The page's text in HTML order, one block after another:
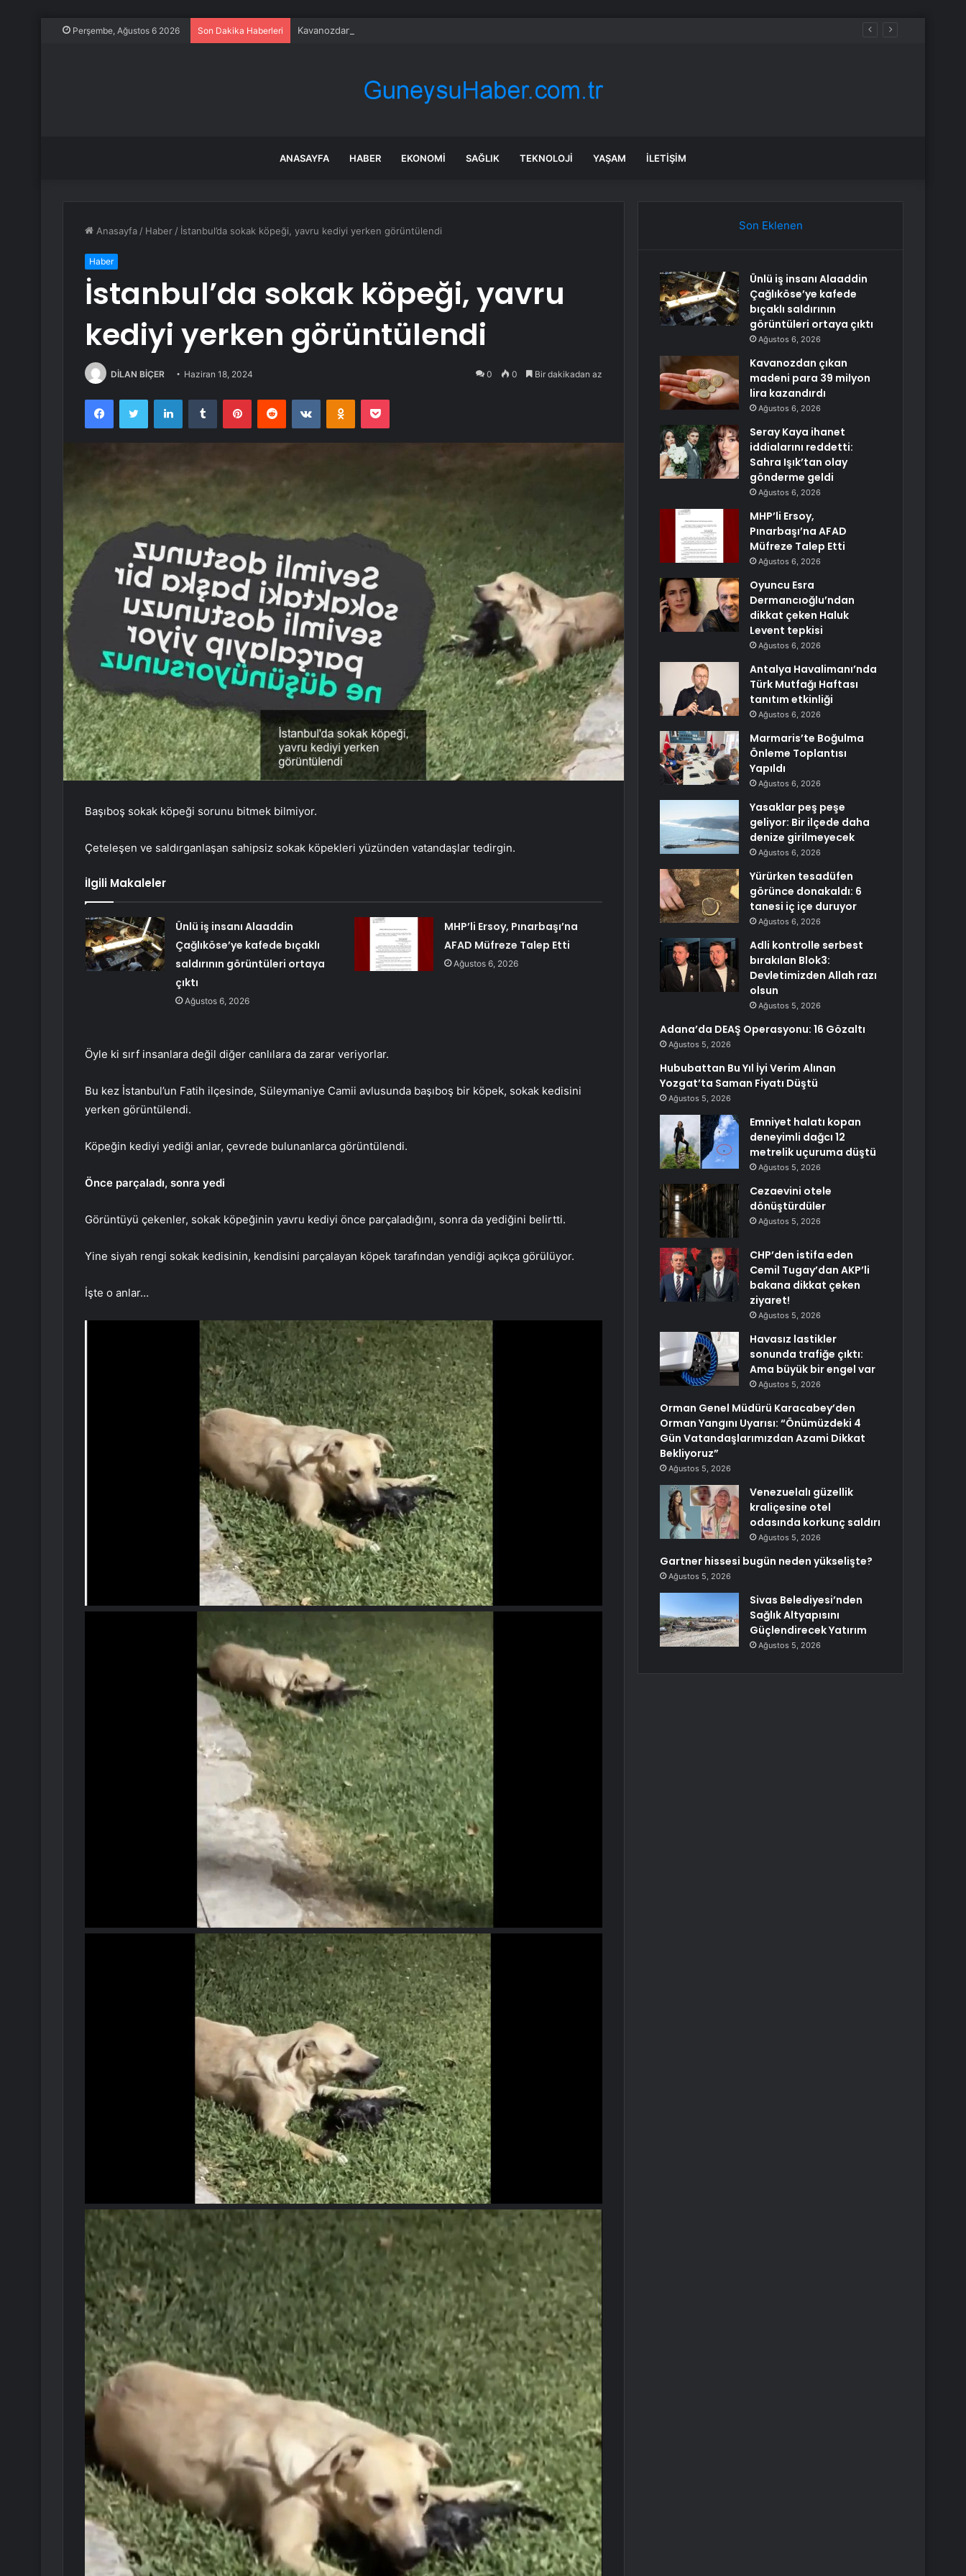
Perşembe, Ağustos 6 2026 Son Dakika Haberleri Kavanozdan çıkan madeni para 39 milyon lira kazandırdı
ANASAYFA HABER EKONOMI SAĞLIK TEKNOLOJI YAŞAM İLETIŞIM
Anasayfa / Haber / İstanbul’da sokak köpeği, yavru kediyi yerken görüntülendi
Haber
İstanbul’da sokak köpeği, yavru
kediyi yerken görüntülendi
DİLAN BİÇER Haziran 18, 2024 0 0 Bir dakikadan az
FacebookTwitter LinkedInTumblr PinterestReddit VKontakteOdnoklassniki
Pocket
Başıboş sokak köpeği sorunu bitmek bilmiyor.
Çeteleşen ve saldırganlaşan sahipsiz sokak köpekleri yüzünden vatandaşlar tedirgin.
İlgili Makaleler
Ünlü iş insanı Alaaddin
Çağlıköse’ye kafede bıçaklı
saldırının görüntüleri ortaya
çıktı
Ağustos 6, 2026
MHP’li Ersoy, Pınarbaşı’na
AFAD Müfreze Talep Etti
Ağustos 6, 2026
Öyle ki sırf insanlara değil diğer canlılara da zarar veriyorlar.
Bu kez İstanbul’un Fatih ilçesinde, Süleymaniye Camii avlusunda başıboş bir köpek, sokak kedisini
yerken görüntülendi.
Köpeğin kediyi yediği anlar, çevrede bulunanlarca görüntülendi.
Önce parçaladı, sonra yedi
Görüntüyü çekenler, sokak köpeğinin yavru kediyi önce parçaladığını, sonra da yediğini belirtti.
Yine siyah rengi sokak kedisinin, kendisini parçalayan köpek tarafından yendiği açıkça görülüyor.
İşte o anlar…
Son Eklenen
Ünlü iş insanı Alaaddin
Çağlıköse’ye kafede
bıçaklı saldırının
görüntüleri ortaya çıktı
Ağustos 6, 2026
Kavanozdan çıkan
madeni para 39 milyon
lira kazandırdı
Ağustos 6, 2026
Seray Kaya ihanet
iddialarını reddetti:
Sahra Işık’tan olay
gönderme geldi
Ağustos 6, 2026
MHP’li Ersoy,
Pınarbaşı’na AFAD
Müfreze Talep Etti
Ağustos 6, 2026
Oyuncu Esra
Dermancıoğlu’ndan
dikkat çeken Haluk
Levent tepkisi
Ağustos 6, 2026
Antalya Havalimanı’nda
Türk Mutfağı Haftası
tanıtım etkinliği
Ağustos 6, 2026
Marmaris’te Boğulma
Önleme Toplantısı
Yapıldı
Ağustos 6, 2026
Yasaklar peş peşe
geliyor: Bir ilçede daha
denize girilmeyecek
Ağustos 6, 2026
Yürürken tesadüfen
görünce donakaldı: 6
tanesi iç içe duruyor
Ağustos 6, 2026
Adli kontrolle serbest
bırakılan Blok3:
Devletimizden Allah razı
olsun
Ağustos 5, 2026
Adana’da DEAŞ Operasyonu: 16 Gözaltı
Ağustos 5, 2026
Hububattan Bu Yıl İyi Verim Alınan
Yozgat’ta Saman Fiyatı Düştü
Ağustos 5, 2026
Emniyet halatı kopan
deneyimli dağcı 12
metrelik uçuruma düştü
Ağustos 5, 2026
Cezaevini otele
dönüştürdüler
Ağustos 5, 2026
CHP’den istifa eden
Cemil Tugay’dan AKP’li
bakana dikkat çeken
ziyaret!
Ağustos 5, 2026
Havasız lastikler
sonunda trafiğe çıktı:
Ama büyük bir engel var
Ağustos 5, 2026
Orman Genel Müdürü Karacabey’den
Orman Yangını Uyarısı: “Önümüzdeki 4
Gün Vatandaşlarımızdan Azami Dikkat
Bekliyoruz”
Ağustos 5, 2026
Venezuelalı güzellik
kraliçesine otel
odasında korkunç saldırı
Ağustos 5, 2026
Gartner hissesi bugün neden yükselişte?
Ağustos 5, 2026
Sivas Belediyesi’nden
Sağlık Altyapısını
Güçlendirecek Yatırım
Ağustos 5, 2026